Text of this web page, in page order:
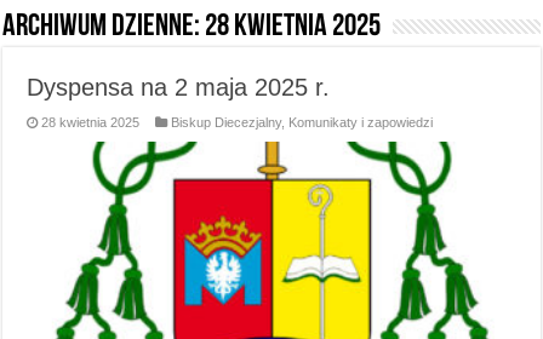
Archiwum dzienne: 28 kwietnia 2025
Dyspensa na 2 maja 2025 r.
28 kwietnia 2025 Biskup Diecezjalny, Komunikaty i zapowiedzi